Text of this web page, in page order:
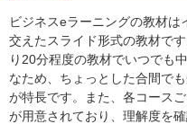
ビジネスeラーニングの教材は
交えたスライド形式の教材で
り20分程度の教材でいつでも
なため、ちょっとした合間で
が特長です。また、各コース
が用意されており、理解度を